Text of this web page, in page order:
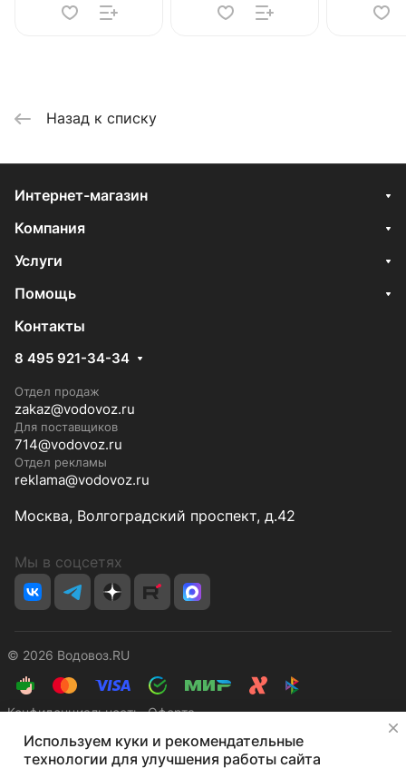
Назад к списку
Интернет-магазин
Компания
Услуги
Помощь
Контакты
8 495 921-34-34
Отдел продаж
zakaz@vodovoz.ru
Для поставщиков
714@vodovoz.ru
Отдел рекламы
reklama@vodovoz.ru
Москва, Волгоградский проспект, д.42
Мы в соцсетях
© 2026 Водовоз.RU
КонфиденциальностьОферта
Используем куки и рекомендательные
технологии для улучшения работы сайта